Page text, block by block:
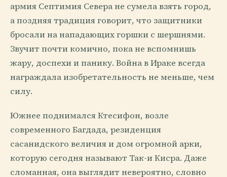
армия Септимия Севера не сумела взять город,
а поздняя традиция говорит, что защитники
бросали на нападающих горшки с шершнями.
Звучит почти комично, пока не вспомнишь
жару, доспехи и панику. Война в Ираке всегда
награждала изобретательность не меньше, чем
силу.
Южнее поднимался Ктесифон, возле
современного Багдада, резиденция
сасанидского величия и дом огромной арки,
которую сегодня называют Так-и Кисра. Даже
сломанная, она выглядит невероятно, словно